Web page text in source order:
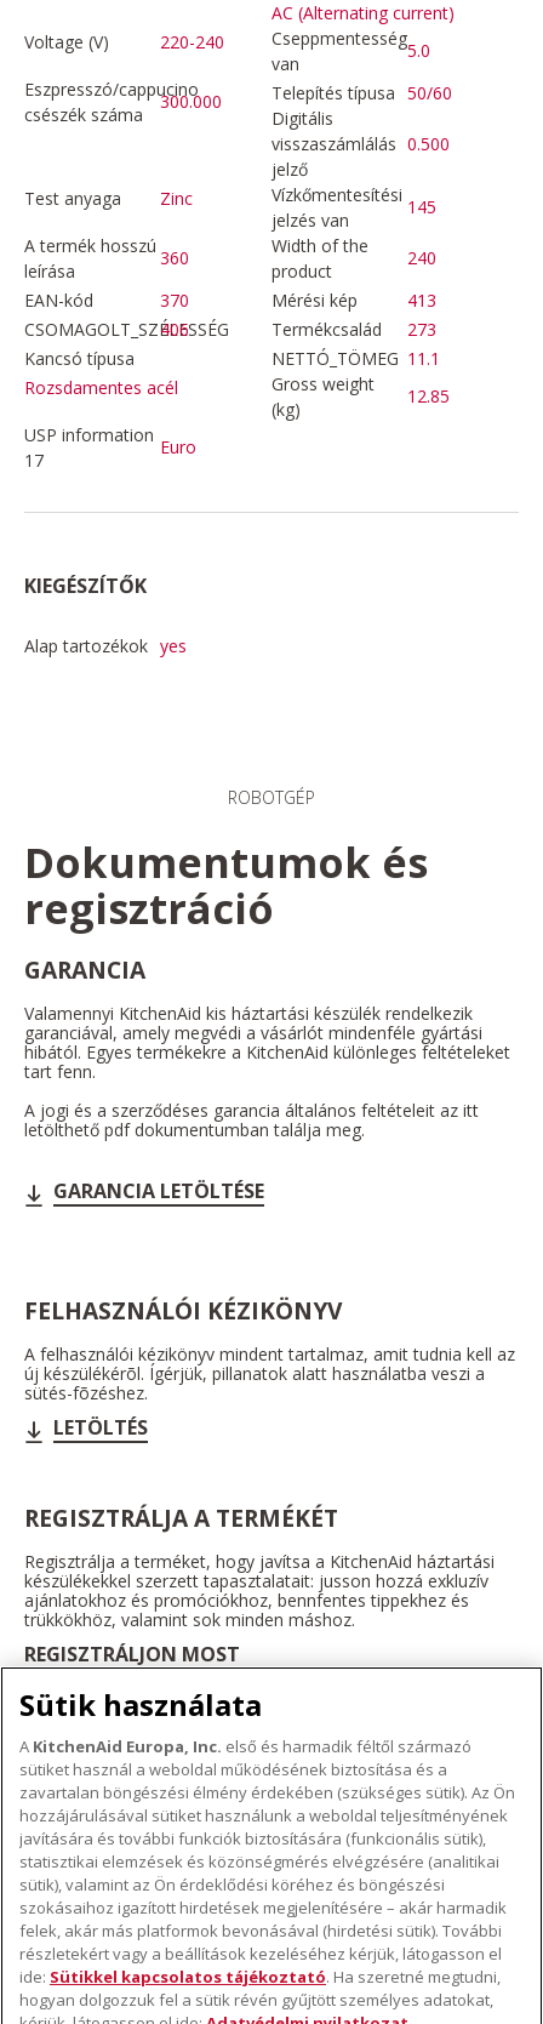
AC (Alternating current)
Voltage (V)
220-240
Cseppmentesség
van
5.0
Eszpresszó/cappucino
csészék száma
300.000 Telepítés típusa 50/60
Digitális
visszaszámlálás
jelző
0.500
Test anyaga Zinc
Vízkőmentesítési
jelzés van
145
A termék hosszú
leírása
360
Width of the
product
240
EAN-kód
370 Mérési kép
413
CSOMAGOLT_SZÉLESSÉG
406 Termékcsalád
273
Kancsó típusa
Rozsdamentes acél
NETTÓ_TÖMEG 11.1
Gross weight
(kg)
12.85
USP information
17
Euro
KIEGÉSZÍTŐK
Alap tartozékok yes
ROBOTGÉP
Dokumentumok és
regisztráció
GARANCIA
Valamennyi KitchenAid kis háztartási készülék rendelkezik
garanciával, amely megvédi a vásárlót mindenféle gyártási
hibától. Egyes termékekre a KitchenAid különleges feltételeket
tart fenn.
A jogi és a szerződéses garancia általános feltételeit az itt
letölthető pdf dokumentumban találja meg.
GARANCIA LETÖLTÉSE
FELHASZNÁLÓI KÉZIKÖNYV
A felhasználói kézikönyv mindent tartalmaz, amit tudnia kell az
új készülékérõl. Ígérjük, pillanatok alatt használatba veszi a
sütés-fõzéshez.
LETÖLTÉS
REGISZTRÁLJA A TERMÉKÉT
Regisztrálja a terméket, hogy javítsa a KitchenAid háztartási
készülékekkel szerzett tapasztalatait: jusson hozzá exkluzív
ajánlatokhoz és promóciókhoz, bennfentes tippekhez és
trükkökhöz, valamint sok minden máshoz.
REGISZTRÁLJON MOST
A KITCHENAID MÁRKÁRÓL
A márka lényege
A márka története
ODR
TÁMOGATÁS
Hol lehet megvenni
Garancia és dokumentumok
Ügyfélszolgálat
KÖVESSEN BENNÜNKET
Sütik használata
A KitchenAid Europa, Inc. első és harmadik féltől származó
sütiket használ a weboldal működésének biztosítása és a
zavartalan böngészési élmény érdekében (szükséges sütik). Az Ön
hozzájárulásával sütiket használunk a weboldal teljesítményének
javítására és további funkciók biztosítására (funkcionális sütik),
statisztikai elemzések és közönségmérés elvégzésére (analitikai
sütik), valamint az Ön érdeklődési köréhez és böngészési
szokásaihoz igazított hirdetések megjelenítésére – akár harmadik
felek, akár más platformok bevonásával (hirdetési sütik). További
részletekért vagy a beállítások kezeléséhez kérjük, látogasson el
ide: Sütikkel kapcsolatos tájékoztató. Ha szeretné megtudni,
hogyan dolgozzuk fel a sütik révén gyűjtött személyes adatokat,